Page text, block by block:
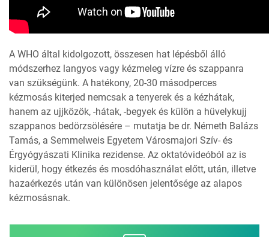
A WHO által kidolgozott, összesen hat lépésből álló
módszerhez langyos vagy kézmeleg vízre és szappanra
van szükségünk. A hatékony, 20-30 másodperces
kézmosás kiterjed nemcsak a tenyerek és a kézhátak,
hanem az ujjközök, -hátak, -begyek és külön a hüvelykujj
szappanos bedörzsölésére – mutatja be dr. Németh Balázs
Tamás, a Semmelweis Egyetem Városmajori Szív- és
Érgyógyászati Klinika rezidense. Az oktatóvideóból az is
kiderül, hogy étkezés és mosdóhasználat előtt, után, illetve
hazaérkezés után van különösen jelentősége az alapos
kézmosásnak.